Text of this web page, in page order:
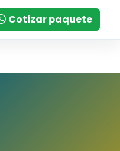
Cotizar paquete